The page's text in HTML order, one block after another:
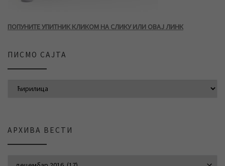
ПОПУНИТЕ УПИТНИК КЛИКОМ НА СЛИКУ ИЛИ ОВАЈ ЛИНК
ПИСМО САЈТА
АРХИВА ВЕСТИ